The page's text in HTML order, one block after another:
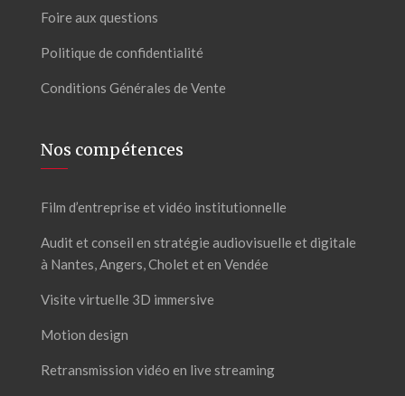
Foire aux questions
Politique de confidentialité
Conditions Générales de Vente
Nos compétences
Film d’entreprise et vidéo institutionnelle
Audit et conseil en stratégie audiovisuelle et digitale
à Nantes, Angers, Cholet et en Vendée
Visite virtuelle 3D immersive
Motion design
Retransmission vidéo en live streaming